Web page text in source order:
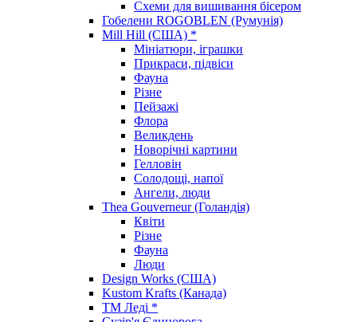
Схеми для вишивання бісером
Гобелени ROGOBLEN (Румунія)
Mill Hill (США) *
Мініатюри, іграшки
Прикраси, підвіси
Фауна
Різне
Пейзажі
Флора
Великдень
Новорічні картини
Гелловін
Солодощі, напої
Ангели, люди
Thea Gouverneur (Голандія)
Квіти
Різне
Фауна
Люди
Design Works (США)
Kustom Krafts (Канада)
ТМ Леді *